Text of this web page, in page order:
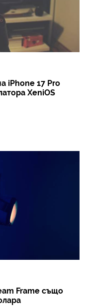
iPhone 17 Pro
XeniOS
Frame също